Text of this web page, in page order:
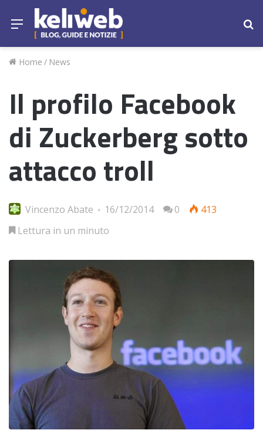
Menu
Home / News
Il profilo Facebook
di Zuckerberg sotto
attacco troll
Vincenzo Abate 16/12/2014 0
413
Lettura in un minuto